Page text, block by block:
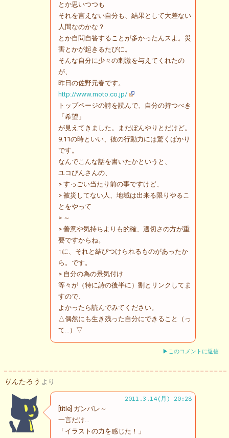
とか思いつつも
それを言えない自分も、結果として大差ない
人間なのかな？
とか自問自答することが多かったんスよ。災
害とかが起きるたびに。
そんな自分に少々の刺激を与えてくれたの
が、
昨日の佐野元春です。
http://www.moto.co.jp/
トップページの詩を読んで、自分の持つべき
「希望」
が見えてきました。まだぼんやりとだけど。
9.11の時といい、彼の行動力には驚くばかり
です。
なんでこんな話を書いたかというと、
ユコびんさんの、
> すっごい当たり前の事ですけど、
> 被災してない人、地域は出来る限りやるこ
とをやって
> ～
> 善意や気持ちよりも的確、適切さの方が重
要ですからね。
↑に、それと結びつけられるものがあったか
ら。です。
> 自分の為の景気付け
等々が（特に詩の後半に）割とリンクしてま
すので、
よかったら読んでみてください。
△偶然にも生き残った自分にできること（っ
て…）▽
▶このコメントに返信
りんたろう より
2011.3.14(月) 20:28
[title] ガンバレ～
一言だけ…
「イラストの力を感じた！」